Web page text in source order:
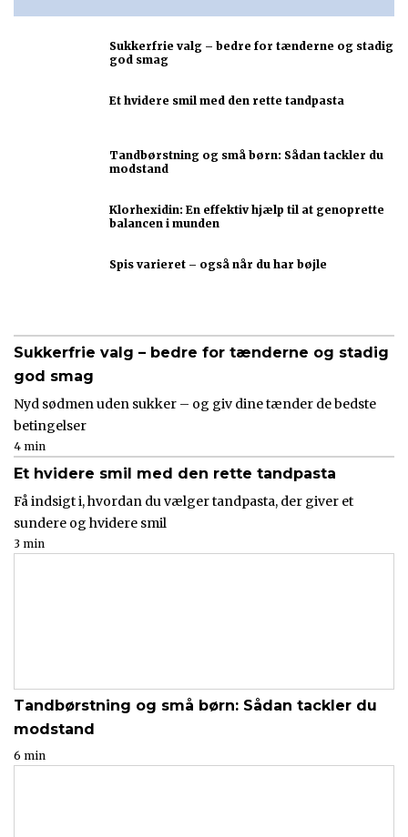
Sukkerfrie valg – bedre for tænderne og stadig
god smag
Et hvidere smil med den rette tandpasta
Tandbørstning og små børn: Sådan tackler du
modstand
Klorhexidin: En effektiv hjælp til at genoprette
balancen i munden
Spis varieret – også når du har bøjle
Sukkerfrie valg – bedre for tænderne og stadig
god smag
Nyd sødmen uden sukker – og giv dine tænder de bedste
betingelser
4 min
Et hvidere smil med den rette tandpasta
Få indsigt i, hvordan du vælger tandpasta, der giver et
sundere og hvidere smil
3 min
Tandbørstning og små børn: Sådan tackler du
modstand
6 min